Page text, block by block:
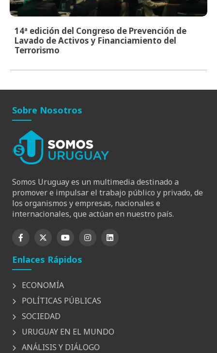
14ª edición del Congreso de Prevención de
Lavado de Activos y Financiamiento del
Terrorismo
Sobre Nosotros
Somos Uruguay es un multimedia destinado a
promover e impulsar el trabajo público y privado, de
los organismos y empresas, nacionales e
internacionales, que actúan en nuestro país.
Enlaces Rápidos
ECONOMÍA
POLÍTICAS PÚBLICAS
SOCIEDAD
URUGUAY EN EL MUNDO
ANÁLISIS Y DIÁLOGO